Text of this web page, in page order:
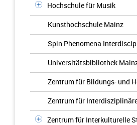
Hochschule für Musik
Kunsthochschule Mainz
Spin Phenomena
Universitätsbibliothek
Zentrum für Bildungs- und
Zentrum für
Zentrum für Interkulturelle